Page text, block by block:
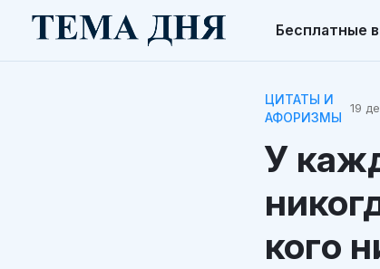
Бесплатные
ЦИТАТЫ И
АФОРИЗМЫ
19
У
кого